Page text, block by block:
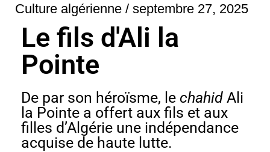
Culture algérienne / septembre 27, 2025
Le fils d'Ali la
Pointe
De par son héroïsme, le chahid Ali
la Pointe a offert aux fils et aux
filles d’Algérie une indépendance
acquise de haute lutte.